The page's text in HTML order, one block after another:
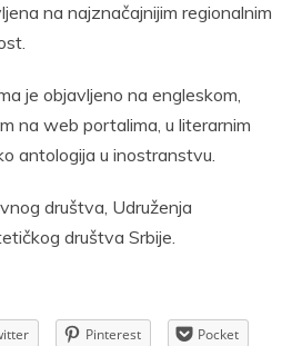
na najznačajnijim regionalnim
je objavljeno na engleskom,
na web portalima, u literarnim
antologija u inostranstvu.
društva, Udruženja
društva Srbije.
Pinterest
Pocket